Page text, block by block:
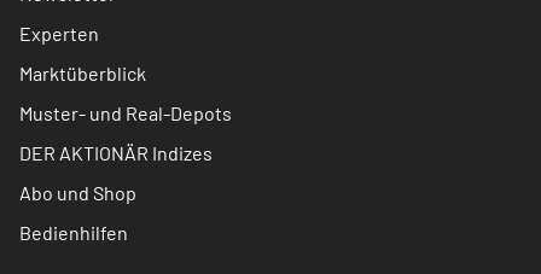
Experten
Marktüberblick
Muster- und Real-Depots
DER AKTIONÄR Indizes
Abo und Shop
Bedienhilfen